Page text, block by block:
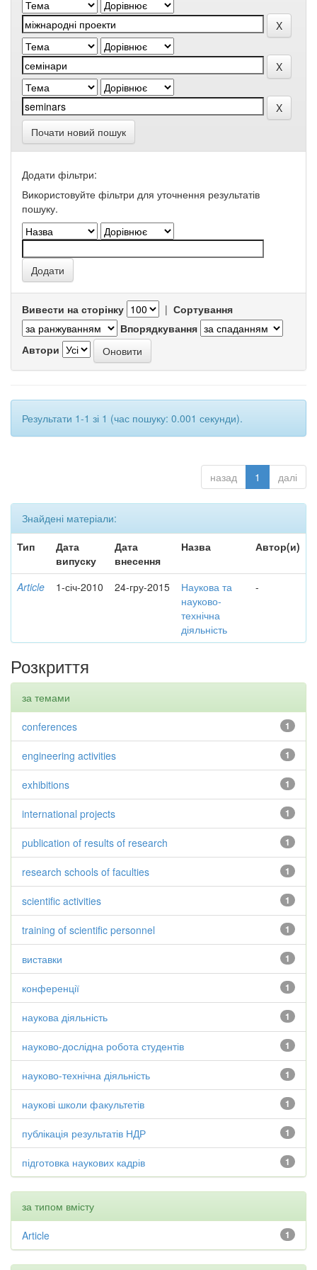
Почати новий пошук
Додати фільтри:
Використовуйте фільтри для уточнення результатів
пошуку.
Вивести на сторінку | Сортування
Впорядкування
Автори
Результати 1-1 зі 1 (час пошуку: 0.001 секунди).
назад 1 далі
Знайдені матеріали:
Тип
Дата
випуску
Дата
внесення
Назва Автор(и)
Article 1-січ-2010 24-гру-2015
Наукова та
науково-
технічна
діяльність
-
Розкриття
за темами
1
conferences
1
engineering activities
1
exhibitions
1
international projects
1
publication of results of research
1
research schools of faculties
1
scientific activities
1
training of scientific personnel
1
виставки
1
конференції
1
наукова діяльність
1
науково-дослідна робота студентів
1
науково-технічна діяльність
1
наукові школи факультетів
1
публікація результатів НДР
1
підготовка наукових кадрів
за типом вмісту
1
Article